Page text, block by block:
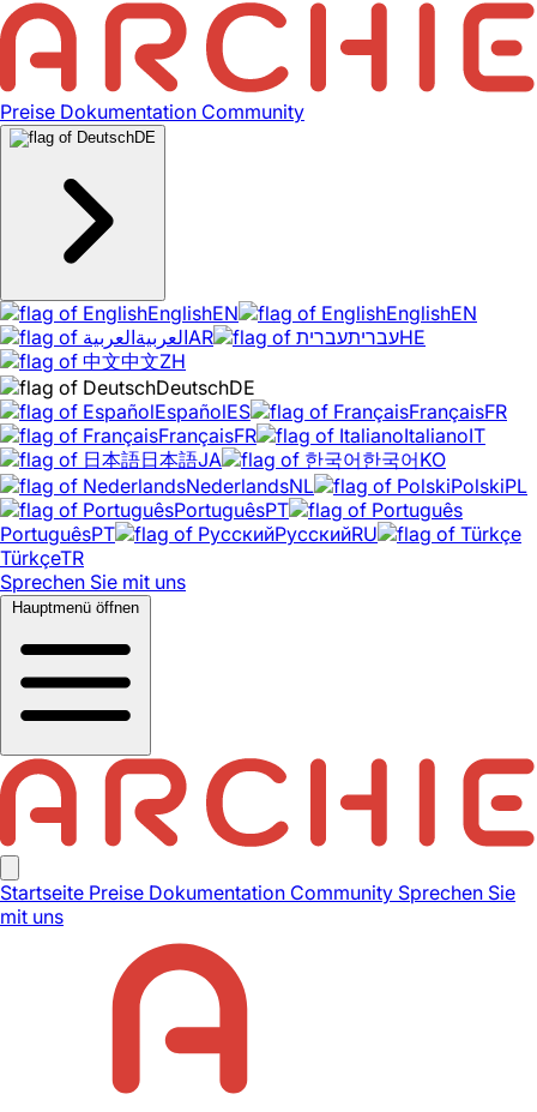
Preise Dokumentation Community
DE
EnglishEN EnglishEN
العربيةAR עבריתHE
中文ZH
DeutschDE
EspañolES FrançaisFR
FrançaisFR ItalianoIT
日本語JA 한국어KO
NederlandsNL PolskiPL
PortuguêsPT
PortuguêsPT РусскийRU
TürkçeTR
Sprechen Sie mit uns
Hauptmenü öffnen
Startseite Preise Dokumentation Community Sprechen Sie
mit uns